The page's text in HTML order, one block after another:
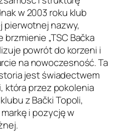
w 2003 roku klub
pierwotnej nazwy,
„TSC Bačka
powrót do korzeni i
na nowoczesność. Ta
jest świadectwem
która przez pokolenia
z Bački Topoli,
i pozycję w